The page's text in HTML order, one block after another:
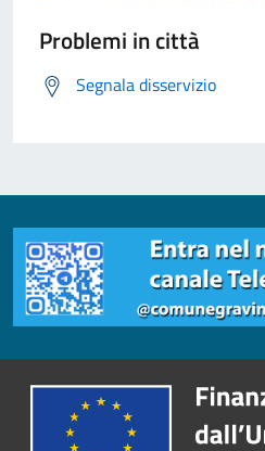
Problemi in città
Segnala disservizio